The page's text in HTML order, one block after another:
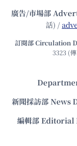
廣告/市場部
話) /
訂閱部 Circulation
3323 (
新聞採訪部 News
編輯部